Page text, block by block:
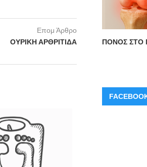
Επομ Άρθρο
ΟΥΡΙΚΗ ΑΡΘΡΙΤΙΔΑ
ΠΟΝΟΣ ΣΤΟ